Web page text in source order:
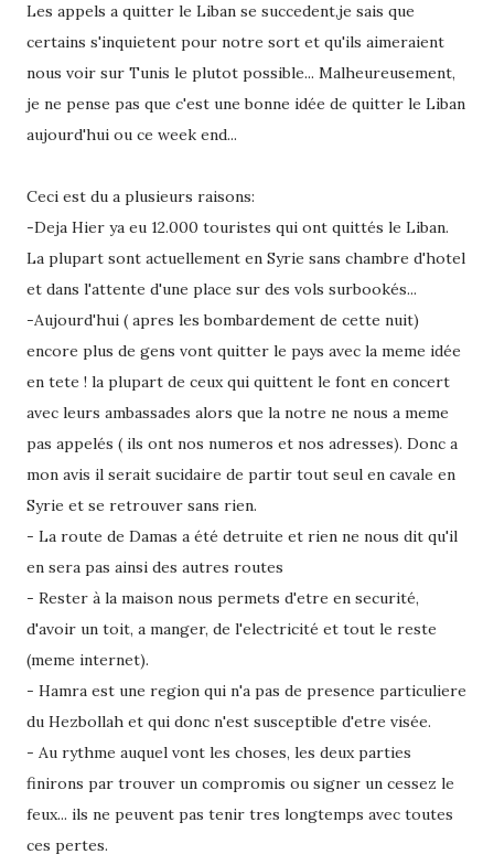
Les appels a quitter le Liban se succedent,je sais que
certains s'inquietent pour notre sort et qu'ils aimeraient
nous voir sur Tunis le plutot possible... Malheureusement,
je ne pense pas que c'est une bonne idée de quitter le Liban
aujourd'hui ou ce week end...
Ceci est du a plusieurs raisons:
-Deja Hier ya eu 12.000 touristes qui ont quittés le Liban.
La plupart sont actuellement en Syrie sans chambre d'hotel
et dans l'attente d'une place sur des vols surbookés...
-Aujourd'hui ( apres les bombardement de cette nuit)
encore plus de gens vont quitter le pays avec la meme idée
en tete ! la plupart de ceux qui quittent le font en concert
avec leurs ambassades alors que la notre ne nous a meme
pas appelés ( ils ont nos numeros et nos adresses). Donc a
mon avis il serait sucidaire de partir tout seul en cavale en
Syrie et se retrouver sans rien.
- La route de Damas a été detruite et rien ne nous dit qu'il
en sera pas ainsi des autres routes
- Rester à la maison nous permets d'etre en securité,
d'avoir un toit, a manger, de l'electricité et tout le reste
(meme internet).
- Hamra est une region qui n'a pas de presence particuliere
du Hezbollah et qui donc n'est susceptible d'etre visée.
- Au rythme auquel vont les choses, les deux parties
finirons par trouver un compromis ou signer un cessez le
feux... ils ne peuvent pas tenir tres longtemps avec toutes
ces pertes.